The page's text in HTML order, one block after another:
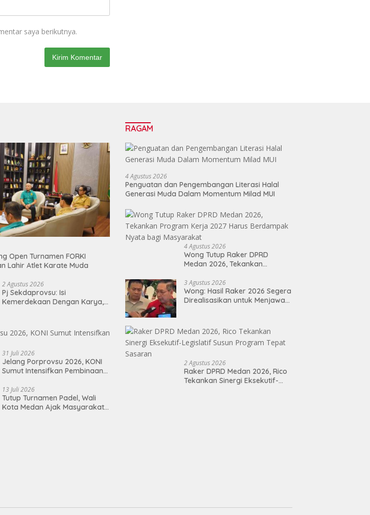
saya berikutnya.
Open Turnamen FORKI
Lahir Atlet Karate Muda
2 Agustus 2026
Pj Sekdaprovsu: Isi
Kemerdekaan Dengan Karya,
31 Juli 2026
Jelang Porprovsu 2026, KONI
Sumut Intensifkan Pembinaan
13 Juli 2026
Tutup Turnamen Padel, Wali
Kota Medan Ajak Masyarakat
RAGAM
4 Agustus 2026
Penguatan dan Pengembangan Literasi Halal
Generasi Muda Dalam Momentum Milad MUI
4 Agustus 2026
Wong Tutup Raker DPRD
Medan 2026, Tekankan
Berdampak Nyata bagi
Masyarakat
3 Agustus 2026
Wong: Hasil Raker 2026 Segera
Direalisasikan untuk Menjawab
2 Agustus 2026
Raker DPRD Medan 2026, Rico
Tekankan Sinergi Eksekutif-